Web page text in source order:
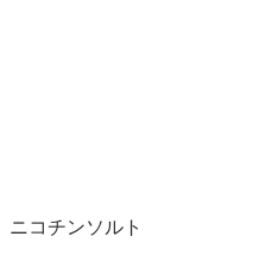
ニコチンソルト